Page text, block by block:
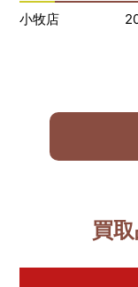
小牧店
買